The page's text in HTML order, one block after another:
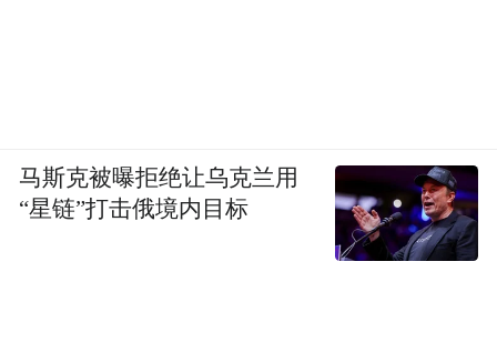
马斯克被曝拒绝让乌克兰用
“星链”打击俄境内目标